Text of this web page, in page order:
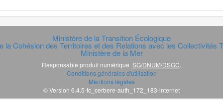
Ministère de la Transition Écologique
la Cohésion des Territoires et des Relations avec les Collectivités
Ministère de la Mer
Responsable produit numérique SG/DNUM/DSGC
Conditions générales d'utilisation
Mentions légales
© Version 6.4.5-tc_cerbere-auth_172_183-internet